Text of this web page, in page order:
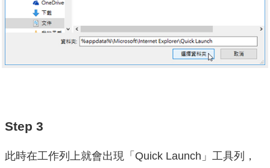
Step 3
此時在工作列上就會出現「Quick Launch」工具列，